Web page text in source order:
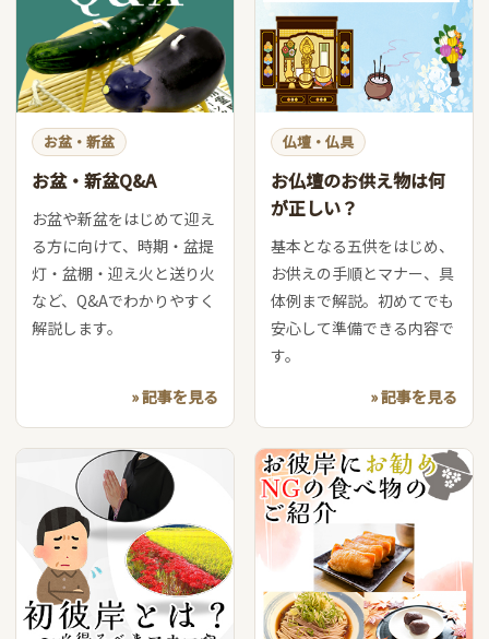
お盆・新盆
お盆・新盆Q&A
お盆や新盆をはじめて迎え
る方に向けて、時期・盆提
灯・盆棚・迎え火と送り火
など、Q&Aでわかりやすく
解説します。
» 記事を見る
仏壇・仏具
お仏壇のお供え物は何
が正しい？
基本となる五供をはじめ、
お供えの手順とマナー、具
体例まで解説。初めてでも
安心して準備できる内容で
す。
» 記事を見る